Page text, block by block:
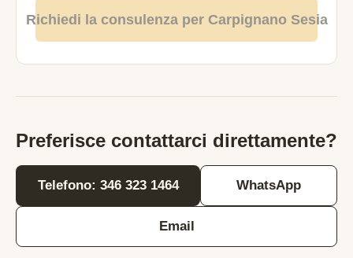
Richiedi la consulenza per Carpignano Sesia
Preferisce contattarci direttamente?
Telefono: 346 323 1464 WhatsApp
Email